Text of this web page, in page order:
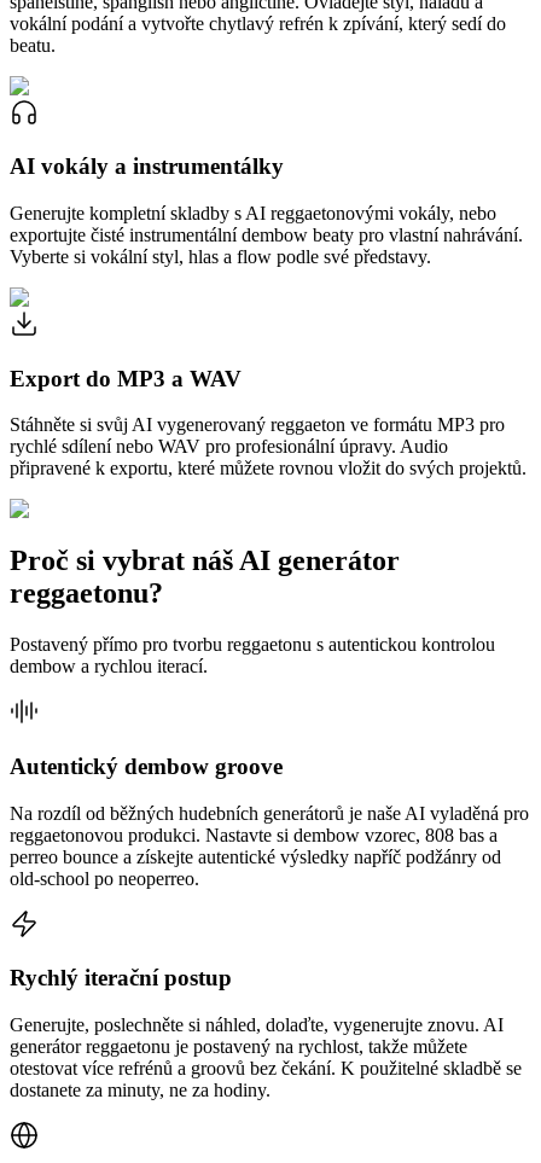
vokální podání a vytvořte chytlavý refrén k zpívání, který sedí do
beatu.
AI vokály a instrumentálky
Generujte kompletní skladby s AI reggaetonovými vokály, nebo
exportujte čisté instrumentální dembow beaty pro vlastní nahrávání.
Vyberte si vokální styl, hlas a flow podle své představy.
Export do MP3 a WAV
Stáhněte si svůj AI vygenerovaný reggaeton ve formátu MP3 pro
rychlé sdílení nebo WAV pro profesionální úpravy. Audio
připravené k exportu, které můžete rovnou vložit do svých projektů.
Proč si vybrat náš AI generátor
reggaetonu?
Postavený přímo pro tvorbu reggaetonu s autentickou kontrolou
dembow a rychlou iterací.
Autentický dembow groove
Na rozdíl od běžných hudebních generátorů je naše AI vyladěná pro
reggaetonovou produkci. Nastavte si dembow vzorec, 808 bas a
perreo bounce a získejte autentické výsledky napříč podžánry od
old-school po neoperreo.
Rychlý iterační postup
Generujte, poslechněte si náhled, dolaďte, vygenerujte znovu. AI
generátor reggaetonu je postavený na rychlost, takže můžete
otestovat více refrénů a groovů bez čekání. K použitelné skladbě se
dostanete za minuty, ne za hodiny.